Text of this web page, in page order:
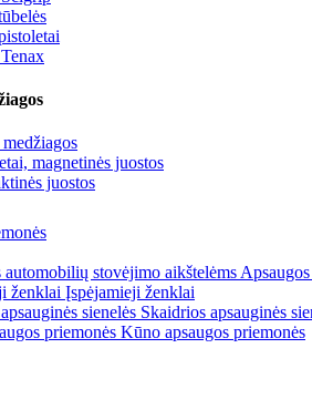
magnetinės juostos
juostos
Įspėjamieji ženklai
Skaidrios apsauginės
Kūno apsaugos priemonės